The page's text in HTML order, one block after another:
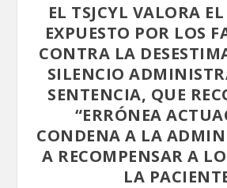
EL TSJCYL VALORA
EXPUESTO POR LOS
CONTRA LA
SILENCIO
SENTENCIA, QUE
“ERRÓNEA
CONDENA A LA
A RECOMPENSAR A
LA